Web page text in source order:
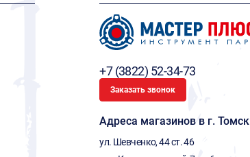
+7 (3822) 52-34-73
Заказать звонок
Адреса магазинов в г. Томск
ул. Шевченко, 44 ст. 46